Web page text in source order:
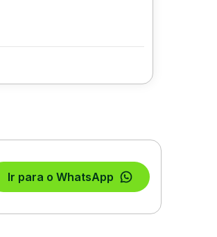
Ir para o WhatsApp